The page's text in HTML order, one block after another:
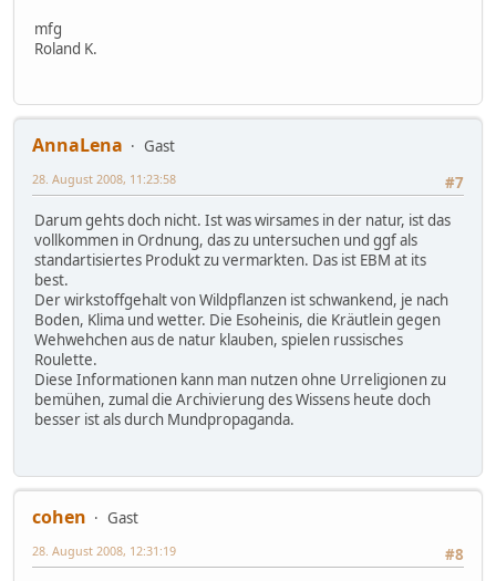
mfg
Roland K.
AnnaLena
Gast
#7
28. August 2008, 11:23:58
Darum gehts doch nicht. Ist was wirsames in der natur, ist das
vollkommen in Ordnung, das zu untersuchen und ggf als
standartisiertes Produkt zu vermarkten. Das ist EBM at its
best.
Der wirkstoffgehalt von Wildpflanzen ist schwankend, je nach
Boden, Klima und wetter. Die Esoheinis, die Kräutlein gegen
Wehwehchen aus de natur klauben, spielen russisches
Roulette.
Diese Informationen kann man nutzen ohne Urreligionen zu
bemühen, zumal die Archivierung des Wissens heute doch
besser ist als durch Mundpropaganda.
cohen
Gast
#8
28. August 2008, 12:31:19